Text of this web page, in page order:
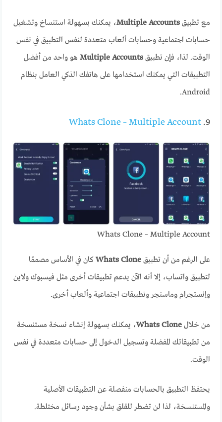
مع تطبيقMultiple Accounts، يمكنك بسهولة استنساخ وتشغيل
حسابات اجتماعية وحسابات ألعاب متعددة لنفس التطبيق في نفس
الوقت. لذا، فإن تطبيقMultiple Accounts هو واحد من أفضل
التطبيقات التي يمكنك استخدامها على هاتفك الذكي العامل بنظام
Android.
9.
Whats Clone – Multiple Account
Whats Clone – Multiple Account
على الرغم من أن تطبيقWhats Clone كان في الأساس مصممًا
لتطبيق واتساب، إلا أنه الآن يدعم تطبيقات أخرى مثل فيسبوك ولاين
وإنستجرام وماسنجر وتطبيقات اجتماعية وألعاب أخرى.
من خلالWhats Clone، يمكنك بسهولة إنشاء نسخة مستنسخة
من تطبيقاتك المفضلة وتسجيل الدخول إلى حسابات متعددة في نفس
الوقت.
يحتفظ التطبيق بالحسابات منفصلة عن التطبيقات الأصلية
والمستنسخة، لذا لن تضطر للقلق بشأن وجود رسائل مختلطة.